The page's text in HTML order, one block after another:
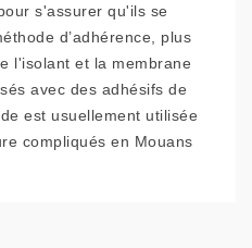
s'assurer qu'ils se
d’adhérence, plus
l'isolant et la membrane
avec des adhésifs de
est usuellement utilisée
compliqués en Mouans